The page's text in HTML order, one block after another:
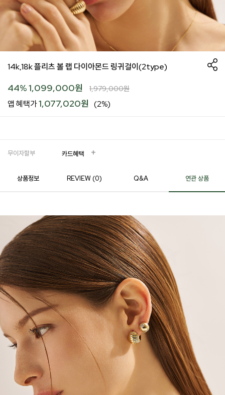
14k,18k 플리츠 볼 랩 다이아몬드 링귀걸이(2type)
44%1,099,000원 1,979,000원
앱 혜택가1,077,020원 (2%)
무이자할부 카드혜택
상품정보 REVIEW (0) Q&A 연관 상품